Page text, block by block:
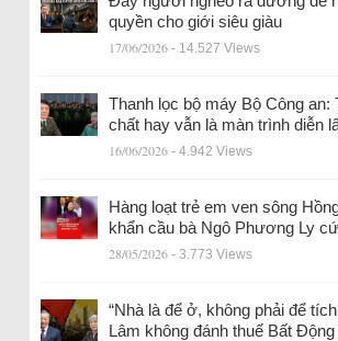
quyền cho giới siêu giàu
17/06/2026 - 14.527 Views
Thanh lọc bộ máy Bộ Công an:
chất hay vẫn là màn trình diễn
16/06/2026 - 4.942 Views
Hàng loạt trẻ em ven sông
khẩn cầu bà Ngô Phương Ly
28/05/2026 - 3.773 Views
“Nhà là để ở, không phải để
Lâm không đánh thuế Bất